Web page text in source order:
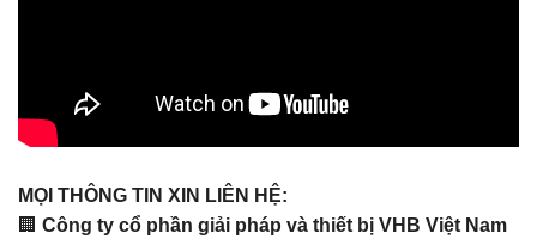
MỌI THÔNG TIN XIN LIÊN HỆ:
🏢 Công ty cổ phần giải pháp và thiết bị VHB Việt Nam